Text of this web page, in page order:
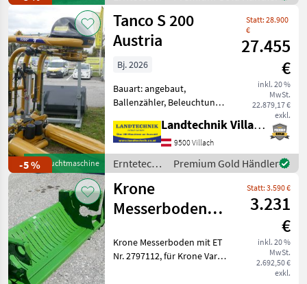
Bodenstü
Grünland /
Tanco
-5 %Gebrauchtmaschine
Tanco S 200
Austria
Statt: 28.900
€
27.455
€
inkl. 20 %
MwSt.
22.879,17 €
exkl.
Bj. 2026
Bauart: angebaut,
Ballenzähler, Beleuchtung
S 200 Austria Edition,
Doppelarm mit 750er
Folienvorstrecker,
Bodenstützwalze, 2
angetriebene
Landtechnik Villach GmbH
9500 Villach
Erntetechnik
Grünland /
Tanco
Premium Gold Händler
Krone
Messerboden
Statt: 3.590 €
3.231
€
inkl. 20 %
MwSt.
2.692,50 €
exkl.
Krone Messerboden mit ET
Nr. 2797112, für Krone Vario